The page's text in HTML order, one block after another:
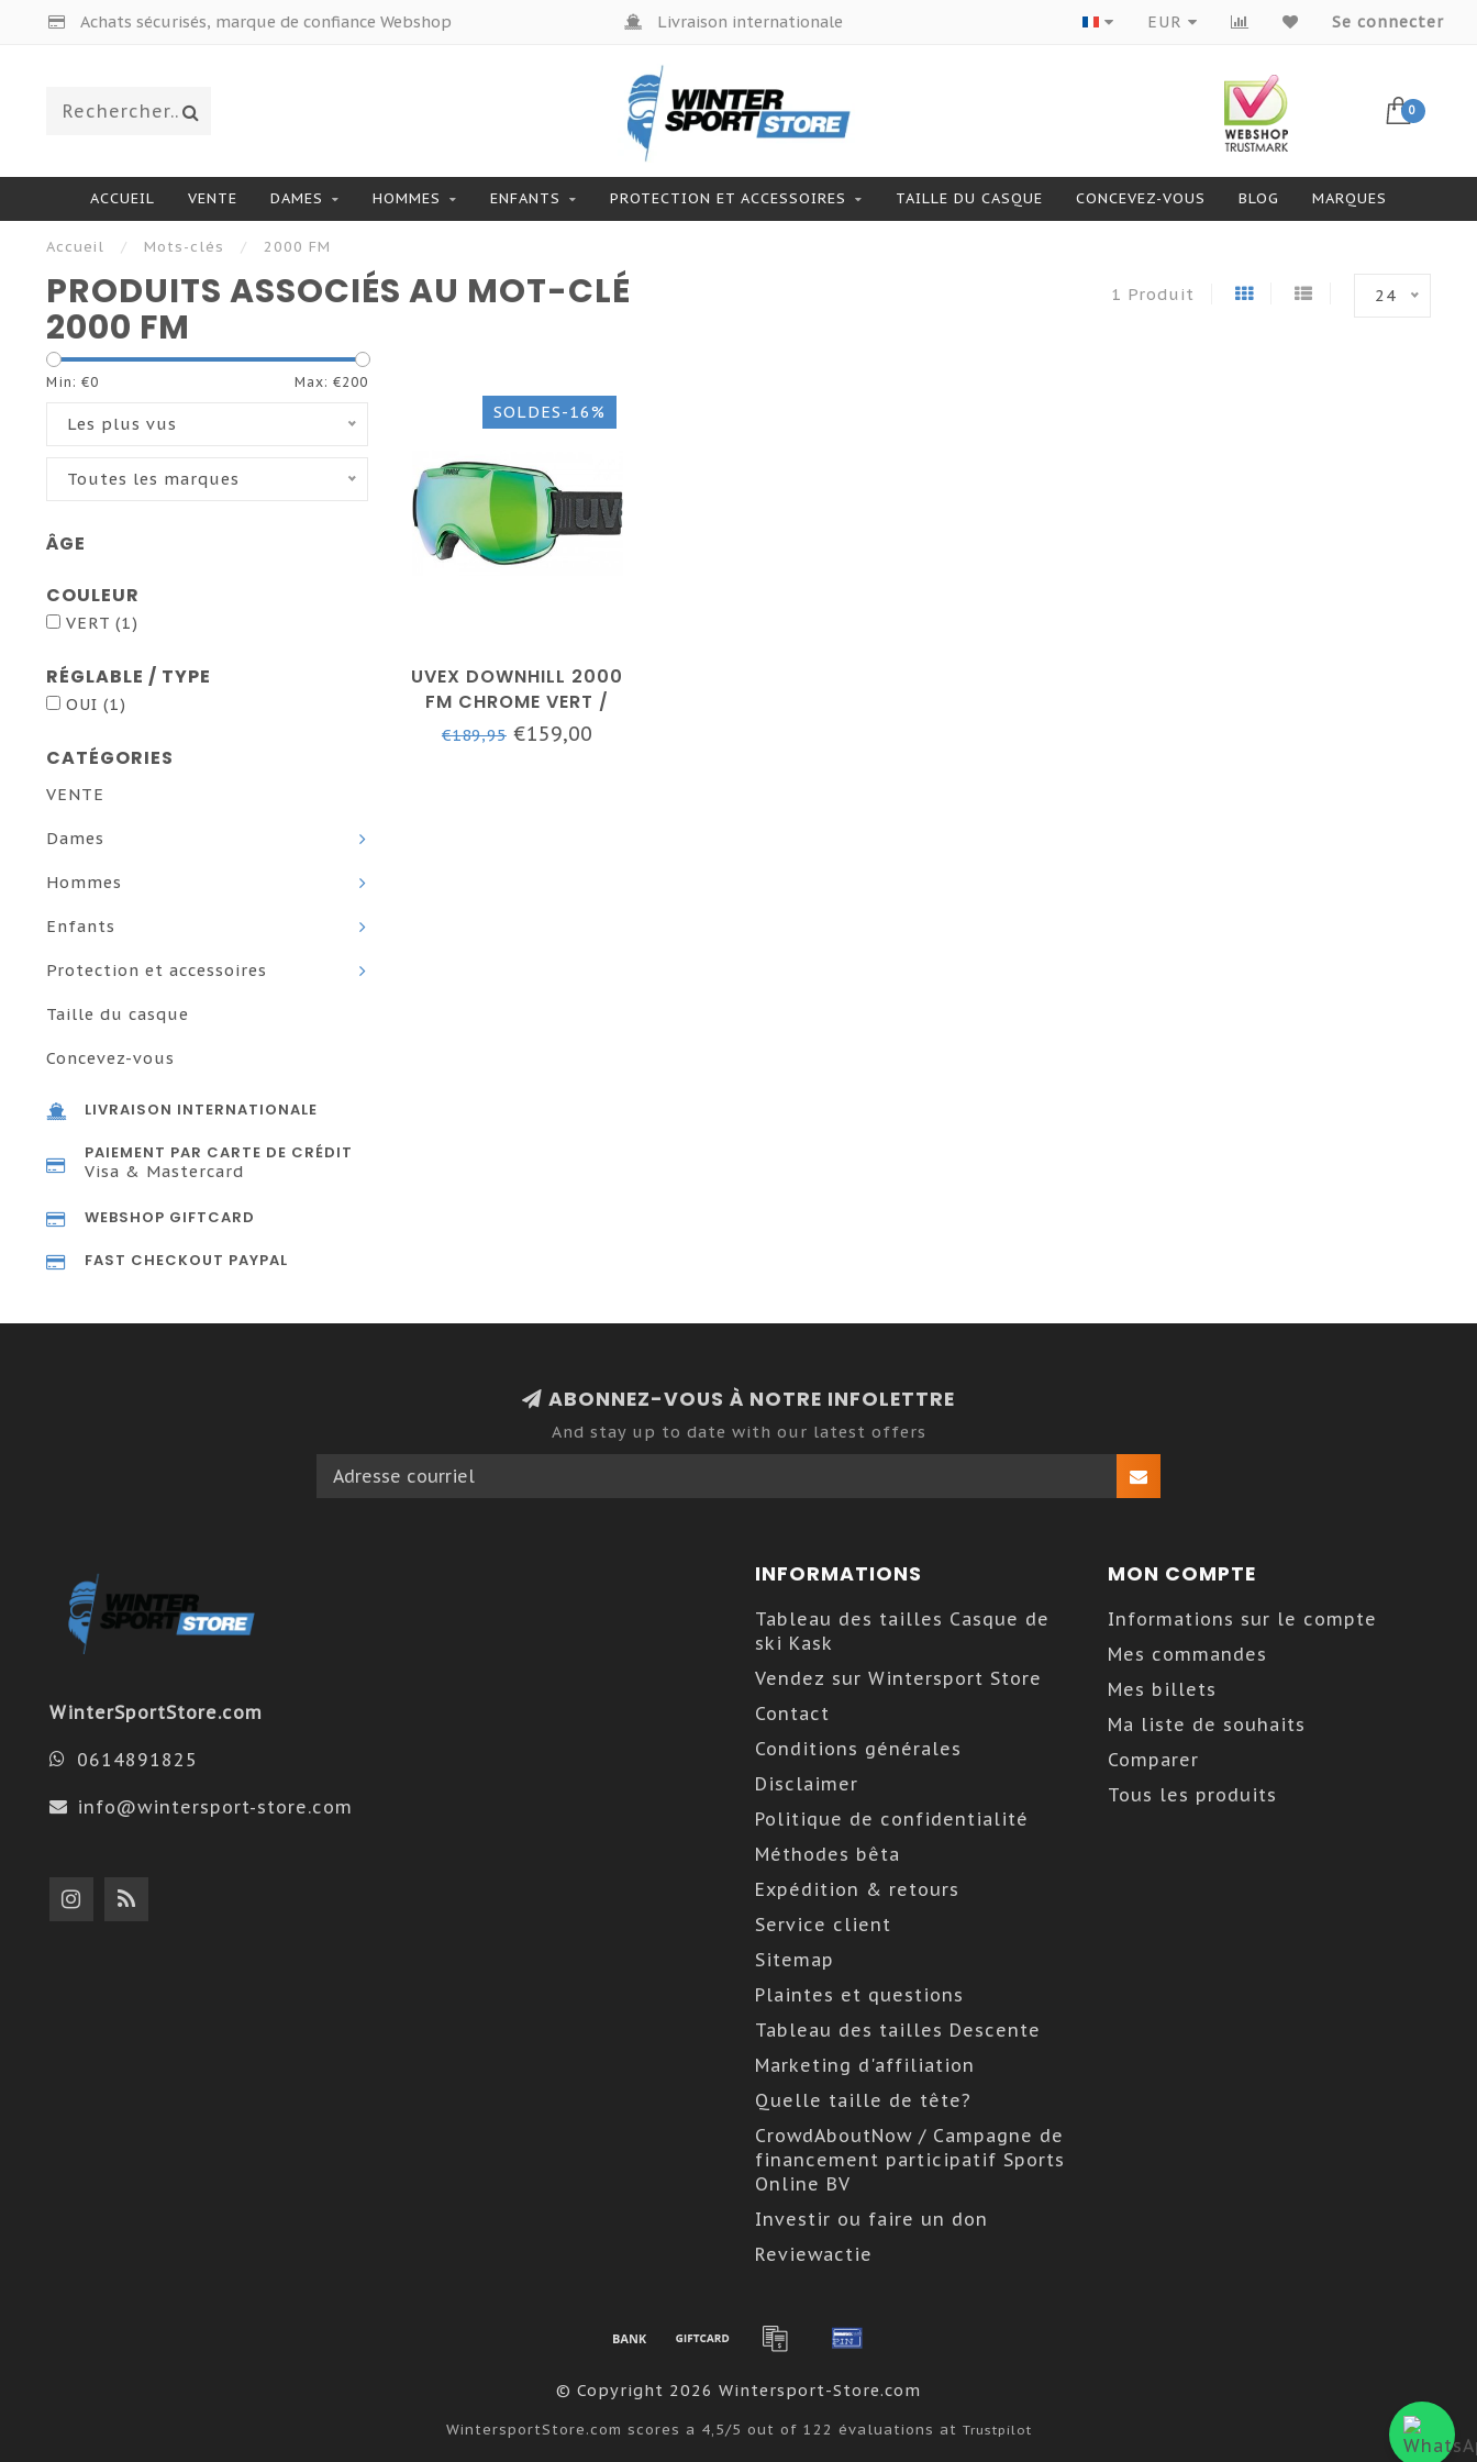
Achats sécurisés, marque de confiance Webshop Livraison internationale Produits de grandes marques
EUR Se connecter
0
ACCUEIL VENTE DAMES HOMMES ENFANTS PROTECTION ET ACCESSOIRES TAILLE DU CASQUE CONCEVEZ-VOUS BLOG MARQUES
Accueil / Mots-clés / 2000 FM
PRODUITS ASSOCIÉS AU MOT-CLÉ
2000 FM
1 Produit 24
Min: €0 Max: €200
Les plus vus
Toutes les marques
ÂGE
COULEUR
VERT (1)
RÉGLABLE / TYPE
OUI (1)
CATÉGORIES
VENTE
Dames
Hommes
Enfants
Protection et accessoires
Taille du casque
Concevez-vous
LIVRAISON INTERNATIONALE
PAIEMENT PAR CARTE DE CRÉDIT
Visa & Mastercard
WEBSHOP GIFTCARD
FAST CHECKOUT PAYPAL
SOLDES-16%
UVEX DOWNHILL 2000
FM CHROME VERT /
CAT. 3 LENTILLES
€189,95€159,00
ABONNEZ-VOUS À NOTRE INFOLETTRE
And stay up to date with our latest offers
WinterSportStore.com
0614891825
info@wintersport-store.com
INFORMATIONS
Tableau des tailles Casque de
ski Kask
Vendez sur Wintersport Store
Contact
Conditions générales
Disclaimer
Politique de confidentialité
Méthodes bêta
Expédition & retours
Service client
Sitemap
Plaintes et questions
Tableau des tailles Descente
Marketing d'affiliation
Quelle taille de tête?
CrowdAboutNow / Campagne de
financement participatif Sports
Online BV
Investir ou faire un don
Reviewactie
MON COMPTE
Informations sur le compte
Mes commandes
Mes billets
Ma liste de souhaits
Comparer
Tous les produits
© Copyright 2026 Wintersport-Store.com
WintersportStore.com scores a 4,5/5 out of 122 évaluations at Trustpilot